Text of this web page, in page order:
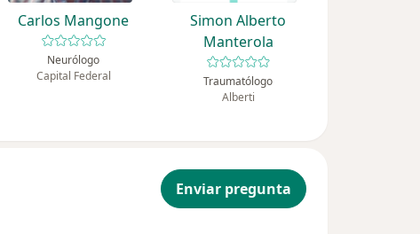
Carlos Mangone
Neurólogo
Capital Federal
Simon Alberto
Manterola
Traumatólogo
Alberti
Enviar pregunta